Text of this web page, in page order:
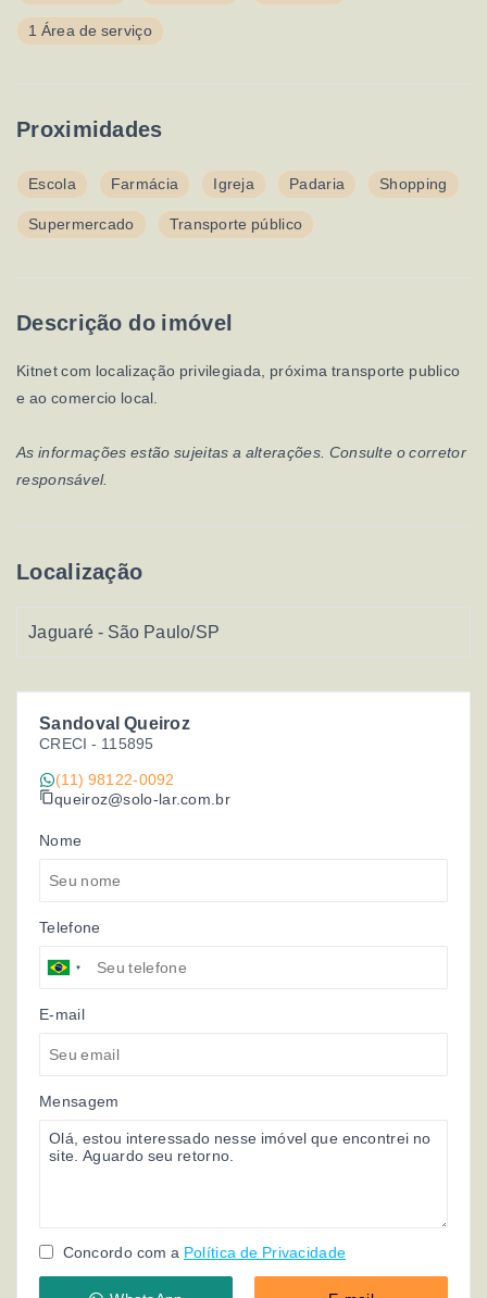
Sandoval Queiroz
CRECI - 115895
(11) 98122-0092
queiroz@solo-lar.com.br
Nome
Telefone
E-mail
Mensagem
Concordo com a Política de Privacidade
1 Área de serviço
Proximidades
Escola Farmácia Igreja Padaria Shopping
Supermercado Transporte público
Descrição do imóvel
Kitnet com localização privilegiada, próxima transporte publico
e ao comercio local.
As informações estão sujeitas a alterações. Consulte o corretor
responsável.
Localização
Jaguaré - São Paulo/SP